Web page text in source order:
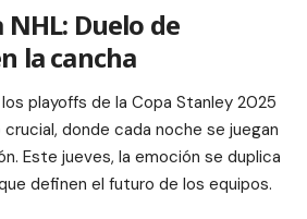
Duelo de
la cancha
playoffs de la Copa Stanley 2025
donde cada noche se juegan
Este jueves, la emoción se duplica
definen el futuro de los equipos.